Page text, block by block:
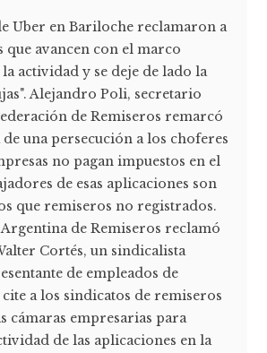
Uber en Bariloche reclamaron a
que avancen con el marco
actividad y se deje de lado la
Alejandro Poli, secretario
de Remiseros remarcó
de una persecución a los choferes
no pagan impuestos en el
de esas aplicaciones son
que remiseros no registrados.
de Remiseros reclamó
Cortés, un sindicalista
de empleados de
a los sindicatos de remiseros
cámaras empresarias para
de las aplicaciones en la